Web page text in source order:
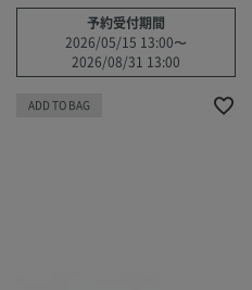
予約受付期間
2026/05/15 13:00〜
2026/08/31 13:00
ADD TO BAG